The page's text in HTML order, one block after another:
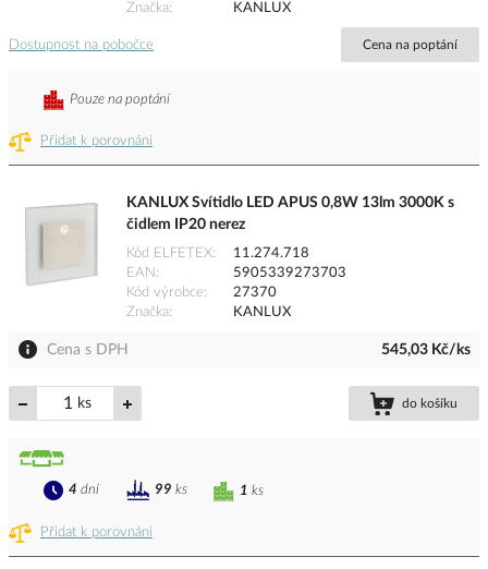
Značka
KANLUX
Dostupnost na pobočce Cena na poptání
Přidat k porovnání
Pouze na poptání
KANLUX Svítidlo LED APUS 0,8W 13lm 3000K s
čidlem IP20 nerez
Kód ELFETEX
11.274.718
EAN
5905339273703
Kód výrobce
27370
Značka
KANLUX
Cena s DPH 545,03 Kč/ks
ks do košíku
Přidat k porovnání
1 ks
4 dní 99 ks